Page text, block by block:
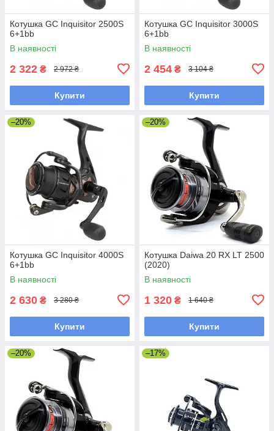
Котушка GC Inquisitor 2500S
6+1bb
В наявності
2 322 ₴ 2 972 ₴
Купити
Котушка GC Inquisitor 3000S
6+1bb
В наявності
2 454 ₴ 3 104 ₴
Купити
–20%
Котушка GC Inquisitor 4000S
6+1bb
В наявності
2 630 ₴ 3 280 ₴
Купити
–20%
Котушка Daiwa 20 RX LT 2500
(2020)
В наявності
1 320 ₴ 1 640 ₴
Купити
–20% –17%